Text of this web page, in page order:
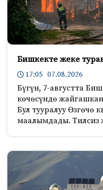
Бишкекте жеке
17:05 07.08.2026
Бүгүн, 7-августта
көчөсүндө
Бул тууралуу Өзгөчө
маалымдады. Тилсиз